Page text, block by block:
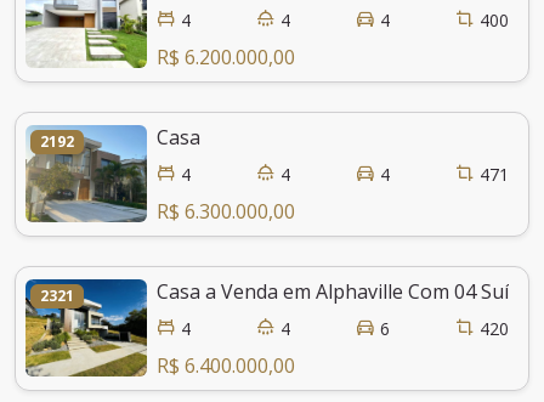
4 4 4 400
R$ 6.200.000,00
2192 Casa
4 4 4 471
R$ 6.300.000,00
2321 Casa a Venda em Alphaville Com 04 Suítes
4 4 6 420
R$ 6.400.000,00